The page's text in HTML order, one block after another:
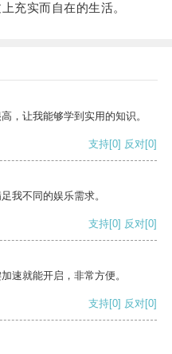
充实而自在的生活。
，让我能够学到实用的知识。
支持[0] 反对[0]
我不同的娱乐需求。
支持[0] 反对[0]
速就能开启，非常方便。
支持[0] 反对[0]